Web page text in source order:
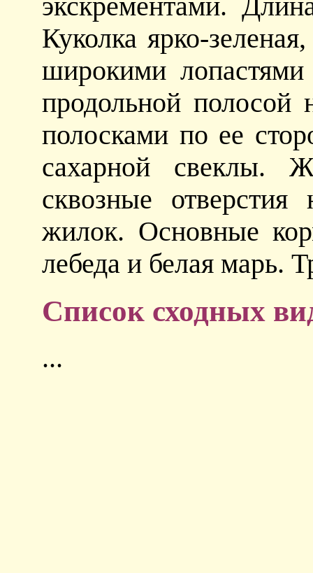
экскрементами.
Куколка ярко-
широкими
продольной
полосками по ее
сахарной свеклы.
сквозные отверстия
жилок. Основные
лебеда и белая марь.
Список сходных
...